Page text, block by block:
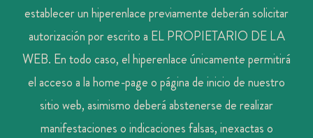
establecer un hiperenlace previamente deberán solicitar
autorización por escrito a EL PROPIETARIO DE LA
WEB. En todo caso, el hiperenlace únicamente permitirá
el acceso a la home-page o página de inicio de nuestro
sitio web, asimismo deberá abstenerse de realizar
manifestaciones o indicaciones falsas, inexactas o